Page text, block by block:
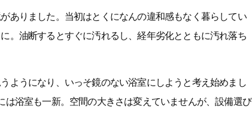
ありました。当初はとくになんの違和感もなく暮らしてい
。油断するとすぐに汚れるし、経年劣化とともに汚れ落ち
ようになり、いっそ鏡のない浴室にしようと考え始めまし
は浴室も一新。空間の大きさは変えていませんが、設備選び